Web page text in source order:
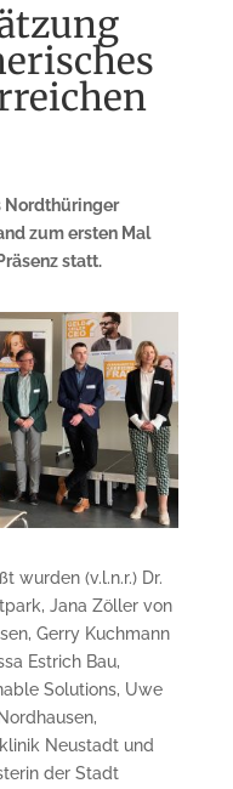
Nordthüringer
zum ersten Mal
statt.
wurden (v.l.n.r.) Dr.
Jana Zöller von
Gerry Kuchmann
Estrich Bau,
Solutions, Uwe
Neustadt und
der Stadt